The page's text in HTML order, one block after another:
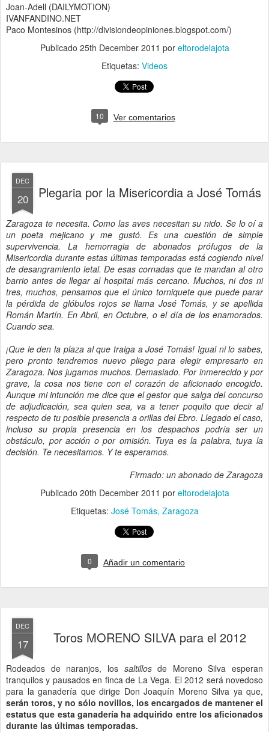
Joan-Adell (DAILYMOTION)
IVANFANDINO.NET
Paco Montesinos (http://divisiondeopiniones.blogspot.com/)
Publicado 25th December 2011 por eltorodelajota
Etiquetas: Videos
10 Ver comentarios
DEC
20 Plegaria por la Misericordia a José Tomás
Zaragoza te necesita. Como las aves necesitan su nido. Se lo oí a
un poeta mejicano y me gustó. Es una cuestión de simple
supervivencia. La hemorragia de abonados prófugos de la
Misericordia durante estas últimas temporadas está cogiendo nivel
de desangramiento letal. De esas cornadas que te mandan al otro
barrio antes de llegar al hospital más cercano. Muchos, ni dos ni
tres, muchos, pensamos que el único torniquete que puede parar
la pérdida de glóbulos rojos se llama José Tomás, y se apellida
Román Martín. En Abril, en Octubre, o el día de los enamorados.
Cuando sea.
¡Que le den la plaza al que traiga a José Tomás! Igual ni lo sabes,
pero pronto tendremos nuevo pliego para elegir empresario en
Zaragoza. Nos jugamos muchos. Demasiado. Por inmerecido y por
grave, la cosa nos tiene con el corazón de aficionado encogido.
Aunque mi intunción me dice que el gestor que salga del concurso
de adjudicación, sea quien sea, va a tener poquito que decir al
respecto de tu posible presencia a orillas del Ebro. Llegado el caso,
incluso su propia presencia en los despachos podría ser un
obstáculo, por acción o por omisión. Tuya es la palabra, tuya la
decisión. Te necesitamos. Y te esperamos.
Firmado: un abonado de Zaragoza
Publicado 20th December 2011 por eltorodelajota
Etiquetas: José Tomás Zaragoza
0 Añadir un comentario
DEC
17 Toros MORENO SILVA para el 2012
Rodeados de naranjos, los saltillosde Moreno Silva esperan
tranquilos y pausados en finca de La Vega. El 2012 será novedoso
para la ganadería que dirige Don Joaquín Moreno Silva ya que,
serán toros, y no sólo novillos, los encargados de mantener el
estatus que esta ganadería ha adquirido entre los aficionados
durante las últimas temporadas.